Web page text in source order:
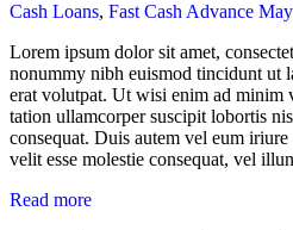
Cash Loans, Fast Cash Advance
Lorem ipsum dolor sit amet,
nonummy nibh euismod tincidunt ut
erat volutpat. Ut wisi enim ad minim
tation ullamcorper suscipit lobortis
consequat. Duis autem vel eum
velit esse molestie consequat, vel
Read more